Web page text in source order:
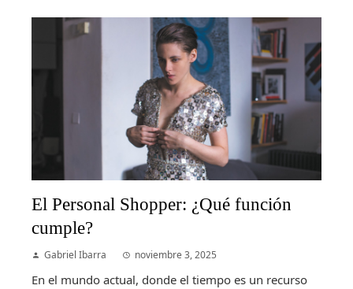
El Personal Shopper: ¿Qué función
cumple?
Gabriel Ibarra noviembre 3, 2025
En el mundo actual, donde el tiempo es un recurso